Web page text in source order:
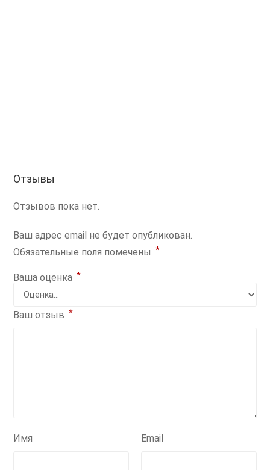
Отзывы
Отзывов пока нет.
Ваш адрес email не будет опубликован.
Обязательные поля помечены *
Ваша оценка *
Ваш отзыв *
Имя Email